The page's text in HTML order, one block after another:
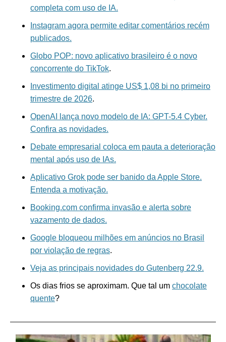
completa com uso de IA.
Instagram agora permite editar comentários recém
publicados.
Globo POP: novo aplicativo brasileiro é o novo
concorrente do TikTok.
Investimento digital atinge US$ 1,08 bi no primeiro
trimestre de 2026.
OpenAI lança novo modelo de IA: GPT-5.4 Cyber.
Confira as novidades.
Debate empresarial coloca em pauta a deterioração
mental após uso de IAs.
Aplicativo Grok pode ser banido da Apple Store.
Entenda a motivação.
Booking.com confirma invasão e alerta sobre
vazamento de dados.
Google bloqueou milhões em anúncios no Brasil
por violação de regras.
Veja as principais novidades do Gutenberg 22.9.
Os dias frios se aproximam. Que tal um chocolate
quente?